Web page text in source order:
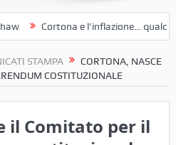
Cortona e l’inflazione… qualche
STAMPA
CORTONA, NASCE
COSTITUZIONALE
il Comitato per il